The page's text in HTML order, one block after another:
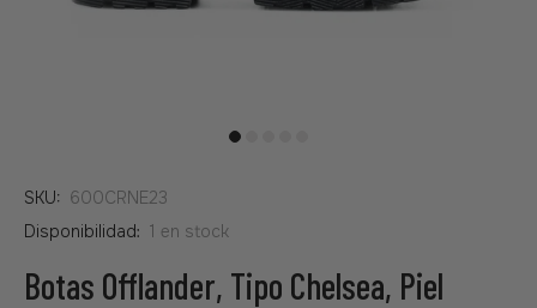
SKU: 600CRNE23
Disponibilidad: 1 en stock
Botas Offlander, Tipo Chelsea, Piel